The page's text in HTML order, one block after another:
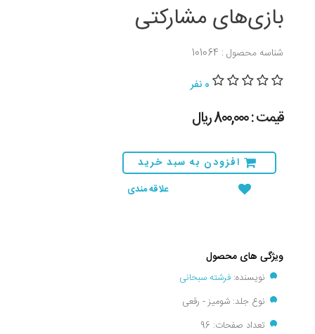
بازی‌های مشارکتی
شناسه محصول : 101064
0 نفر
قیمت : 800,000 ريال
افزودن به سبد خرید
علاقه مندی
ویژگی های محصول
نویسنده: فرشته سبحانی
نوع جلد: شومیز - رقعی
تعداد صفحات: 96